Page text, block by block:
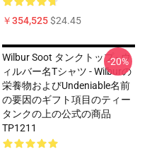
￥354,525$24.45
Wilbur Soot タンクトップ - ウ
ィルバー名Tシャツ - Wilburの
栄養物およびUndeniable名前
の要因のギフト項目のティー
タンクの上の公式の商品
TP1211
-20%